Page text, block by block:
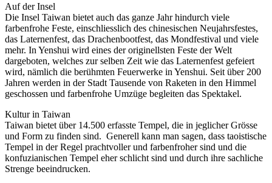
Auf der Insel
Die Insel Taiwan bietet auch das ganze Jahr hindurch viele
farbenfrohe Feste, einschliesslich des chinesischen Neujahrsfestes,
das Laternenfest, das Drachenbootfest, das Mondfestival und viele
mehr. In Yenshui wird eines der originellsten Feste der Welt
dargeboten, welches zur selben Zeit wie das Laternenfest gefeiert
wird, nämlich die berühmten Feuerwerke in Yenshui. Seit über 200
Jahren werden in der Stadt Tausende von Raketen in den Himmel
geschossen und farbenfrohe Umzüge begleiten das Spektakel.
Kultur in Taiwan
Taiwan bietet über 14.500 erfasste Tempel, die in jeglicher Grösse
und Form zu finden sind. Generell kann man sagen, dass taoistische
Tempel in der Regel prachtvoller und farbenfroher sind und die
konfuzianischen Tempel eher schlicht sind und durch ihre sachliche
Strenge beeindrucken.